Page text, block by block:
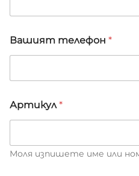
Вашият телефон *
Артикул *
Моля изпишете име или